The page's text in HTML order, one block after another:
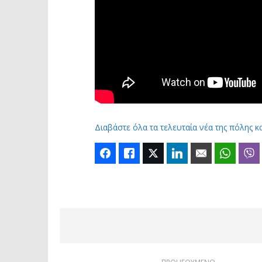
Διαβάστε όλα τα τελευταία νέα της πόλης
FacebookLike Twitter LinkedIn Email